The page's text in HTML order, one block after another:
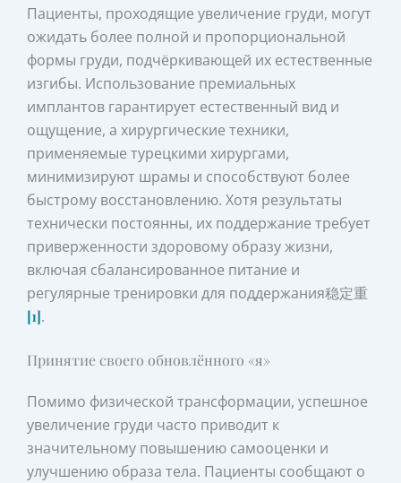
Пациенты, проходящие увеличение груди, могут
ожидать более полной и пропорциональной
формы груди, подчёркивающей их естественные
изгибы. Использование премиальных
имплантов гарантирует естественный вид и
ощущение, а хирургические техники,
применяемые турецкими хирургами,
минимизируют шрамы и способствуют более
быстрому восстановлению. Хотя результаты
технически постоянны, их поддержание требует
приверженности здоровому образу жизни,
включая сбалансированное питание и
регулярные тренировки для поддержания稳定重
[1].
Принятие своего обновлённого «я»
Помимо физической трансформации, успешное
увеличение груди часто приводит к
значительному повышению самооценки и
улучшению образа тела. Пациенты сообщают о